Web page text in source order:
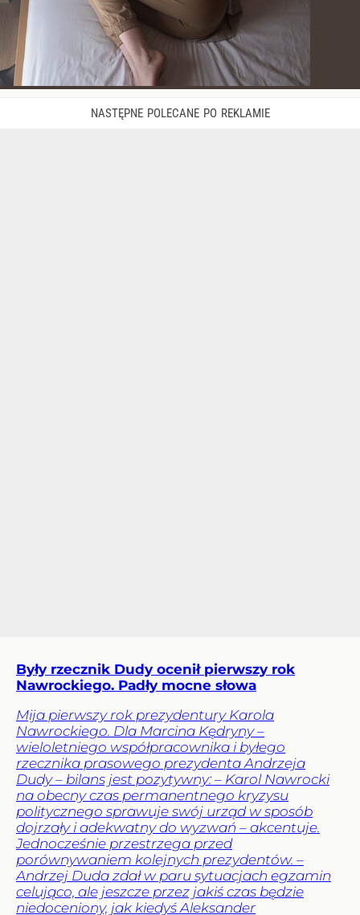
Były rzecznik Dudy ocenił pierwszy rok
Nawrockiego. Padły mocne słowa
Mija pierwszy rok prezydentury Karola
Nawrockiego. Dla Marcina Kędryny –
wieloletniego współpracownika i byłego
rzecznika prasowego prezydenta Andrzeja
Dudy – bilans jest pozytywny: – Karol Nawrocki
na obecny czas permanentnego kryzysu
politycznego sprawuje swój urząd w sposób
dojrzały i adekwatny do wyzwań – akcentuje.
Jednocześnie przestrzega przed
porównywaniem kolejnych prezydentów. –
Andrzej Duda zdał w paru sytuacjach egzamin
celująco, ale jeszcze przez jakiś czas będzie
niedoceniony, jak kiedyś Aleksander